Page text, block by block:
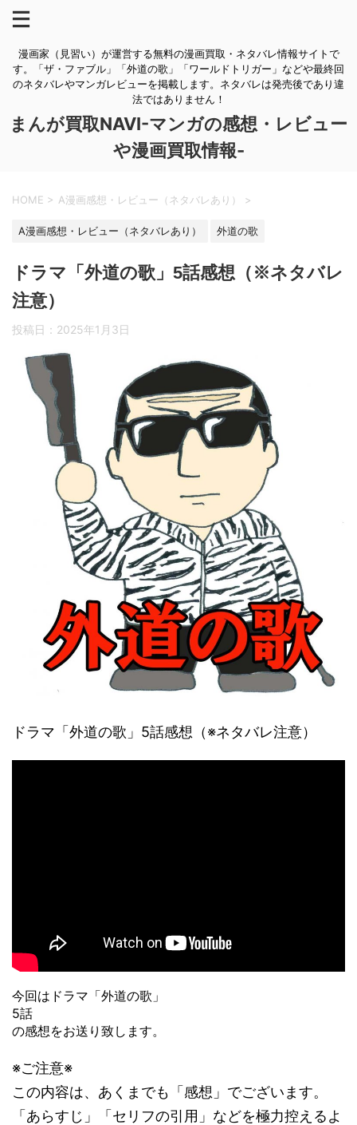
漫画家（見習い）が運営する無料の漫画買取・ネタバレ情報サイトで
す。「ザ・ファブル」「外道の歌」「ワールドトリガー」などや最終回
のネタバレやマンガレビューを掲載します。ネタバレは発売後であり違
法ではありません！
まんが買取NAVI-マンガの感想・レビュー
や漫画買取情報-
HOME > A漫画感想・レビュー（ネタバレあり） >
A漫画感想・レビュー（ネタバレあり） 外道の歌
ドラマ「外道の歌」5話感想（※ネタバレ
注意）
投稿日： 2025年1月3日
ドラマ「外道の歌」5話感想（※ネタバレ注意）
今回はドラマ「外道の歌」
5話
の感想をお送り致します。
※ご注意※
この内容は、あくまでも「感想」でございます。
「あらすじ」「セリフの引用」などを極力控えるよ